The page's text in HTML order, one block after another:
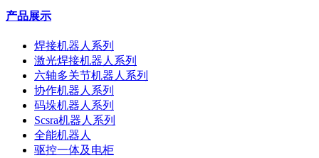
产品展示
焊接机器人系列
激光焊接机器人系列
六轴多关节机器人系列
协作机器人系列
码垛机器人系列
Scsra机器人系列
全能机器人
驱控一体及电柜